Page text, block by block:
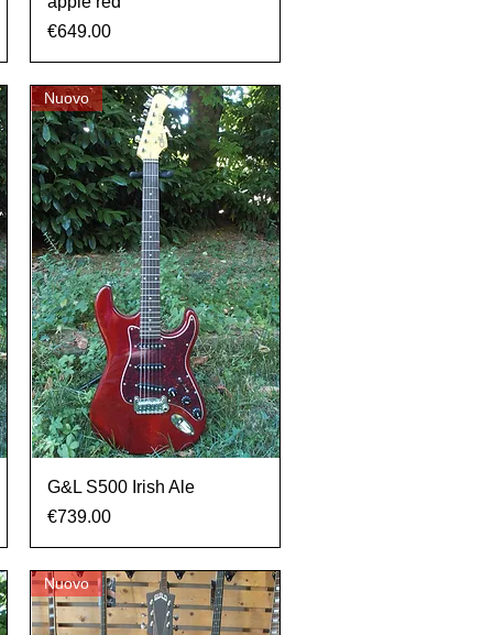
Prezzo
€649.00
Vista rapida
Nuovo
G&L S500 Irish Ale
Prezzo
€739.00
Nuovo